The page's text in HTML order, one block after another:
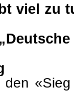
viel zu
den